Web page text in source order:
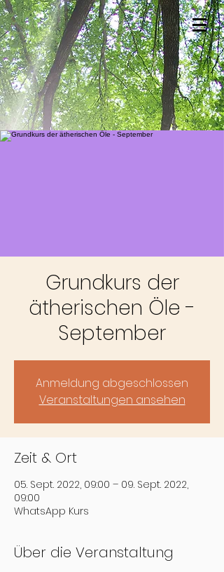
Grundkurs der
ätherischen Öle -
September
Anmeldung abgeschlossen
Veranstaltungen ansehen
Zeit & Ort
05. Sept. 2022, 09:00 – 09. Sept. 2022,
09:00
WhatsApp Kurs
Über die Veranstaltung